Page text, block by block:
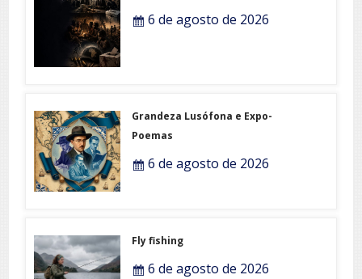
6 de agosto de 2026
Grandeza Lusófona e Expo-
Poemas
6 de agosto de 2026
Fly fishing
6 de agosto de 2026